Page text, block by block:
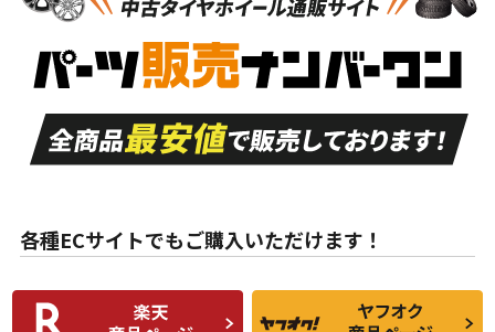
S
品）
S
新車外し品（新古
付き
A
走行距離も少なく、
目立つ傷もほとんど
ない中古品
A
走行距離も少なく、
非常に状態の良い中
古品
な中古品
んどない中古品
C
比較的きれいな中古
品
C
られるが、使用に問
題のない中古品
各種ECサイトでもご購入いただけます！